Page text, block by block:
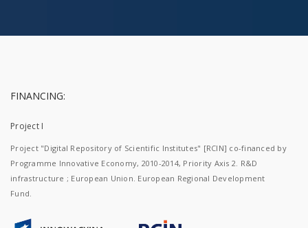
FINANCING:
Project I
Project "Digital Repository of Scientific Institutes" [RCIN] co-financed by
Programme Innovative Economy, 2010-2014, Priority Axis 2. R&D
infrastructure ; European Union. European Regional Development
Fund.